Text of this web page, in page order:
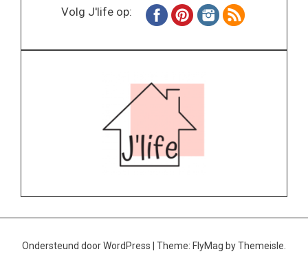
Volg J'life op:
Ondersteund door WordPress Theme: FlyMag by Themeisle.